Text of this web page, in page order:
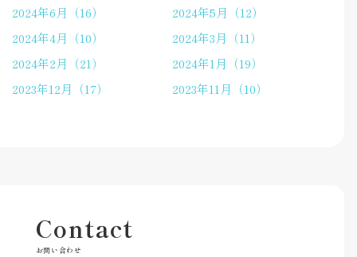
2024年6月（16）
2024年5月（12）
2024年4月（10）
2024年3月（11）
2024年2月（21）
2024年1月（19）
2023年12月（17）
2023年11月（10）
Contact
お問い合わせ